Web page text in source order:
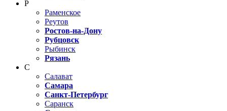
Р
Раменское
Реутов
Ростов-на-Дону
Рубцовск
Рыбинск
Рязань
С
Салават
Самара
Санкт-Петербург
Саранск